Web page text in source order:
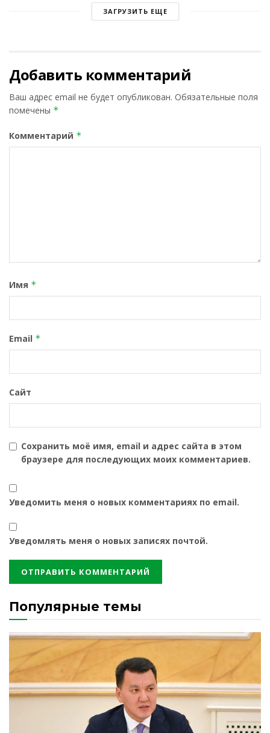
ЗАГРУЗИТЬ ЕЩЕ
Добавить комментарий
Ваш адрес email не будет опубликован. Обязательные поля
помечены *
Комментарий *
Имя *
Email *
Сайт
Сохранить моё имя, email и адрес сайта в этом
браузере для последующих моих комментариев.
Уведомить меня о новых комментариях по email.
Уведомлять меня о новых записях почтой.
Популярные темы